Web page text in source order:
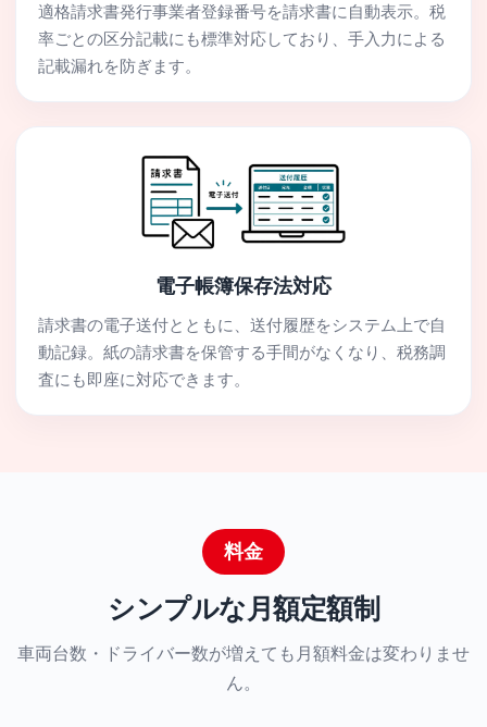
適格請求書発行事業者登録番号を請求書に自動表示。税
率ごとの区分記載にも標準対応しており、手入力による
記載漏れを防ぎます。
電子帳簿保存法対応
請求書の電子送付とともに、送付履歴をシステム上で自
動記録。紙の請求書を保管する手間がなくなり、税務調
査にも即座に対応できます。
料金
シンプルな月額定額制
車両台数・ドライバー数が増えても月額料金は変わりませ
ん。